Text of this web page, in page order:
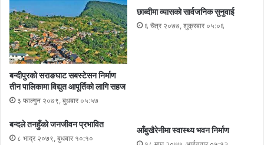
बन्दीपुरको सराङघाट सबस्टेसन निर्माण
तीन पालिकामा विद्युत आपूर्तिको लागि सहज
३ फाल्गुन २०७९, बुधबार ०५:५७
छाब्दीमा व्यासको सार्वजनिक सुनुवाई
६ चैत्र २०७७, शुक्रबार ०५:०६
बन्दले तनहुँको जनजीवन प्रभावित
८ भाद्र २०७९, बुधबार १०:१०
आँबुखैरेनीमा स्वास्थ्य भवन निर्माण